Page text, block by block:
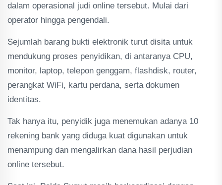
dalam operasional judi online tersebut. Mulai dari
operator hingga pengendali.
Sejumlah barang bukti elektronik turut disita untuk
mendukung proses penyidikan, di antaranya CPU,
monitor, laptop, telepon genggam, flashdisk, router,
perangkat WiFi, kartu perdana, serta dokumen
identitas.
Tak hanya itu, penyidik juga menemukan adanya 10
rekening bank yang diduga kuat digunakan untuk
menampung dan mengalirkan dana hasil perjudian
online tersebut.